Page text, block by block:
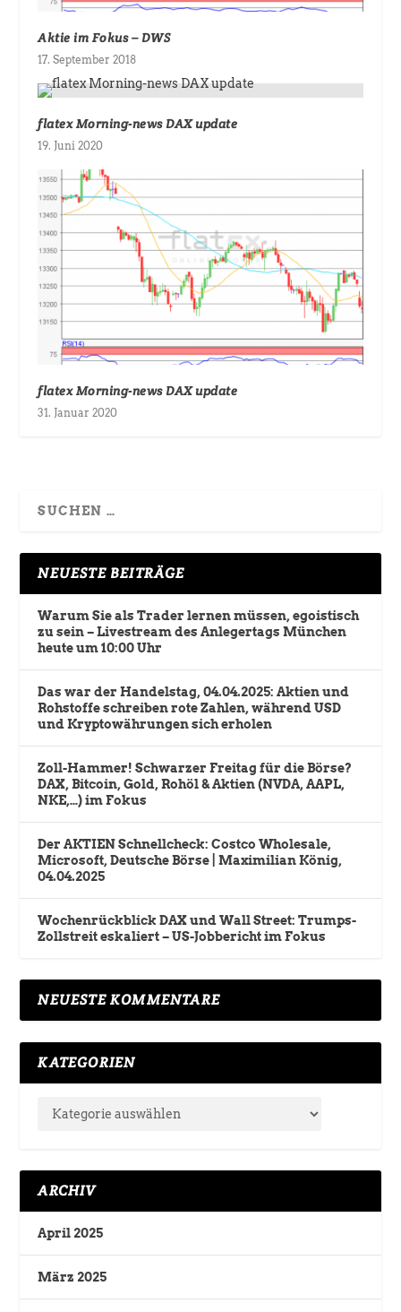
Aktie im Fokus – DWS
17. September 2018
flatex Morning-news DAX update
19. Juni 2020
flatex Morning-news DAX update
31. Januar 2020
NEUESTE BEITRÄGE
Warum Sie als Trader lernen müssen, egoistisch
zu sein – Livestream des Anlegertags München
heute um 10:00 Uhr
Das war der Handelstag, 04.04.2025: Aktien und
Rohstoffe schreiben rote Zahlen, während USD
und Kryptowährungen sich erholen
Zoll-Hammer! Schwarzer Freitag für die Börse?
DAX, Bitcoin, Gold, Rohöl & Aktien (NVDA, AAPL,
NKE,…) im Fokus
Der AKTIEN Schnellcheck: Costco Wholesale,
Microsoft, Deutsche Börse | Maximilian König,
04.04.2025
Wochenrückblick DAX und Wall Street: Trumps-
Zollstreit eskaliert – US-Jobbericht im Fokus
NEUESTE KOMMENTARE
KATEGORIEN
ARCHIV
April 2025
März 2025